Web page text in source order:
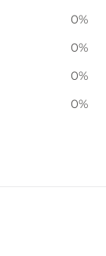
0%
0%
0%
0%